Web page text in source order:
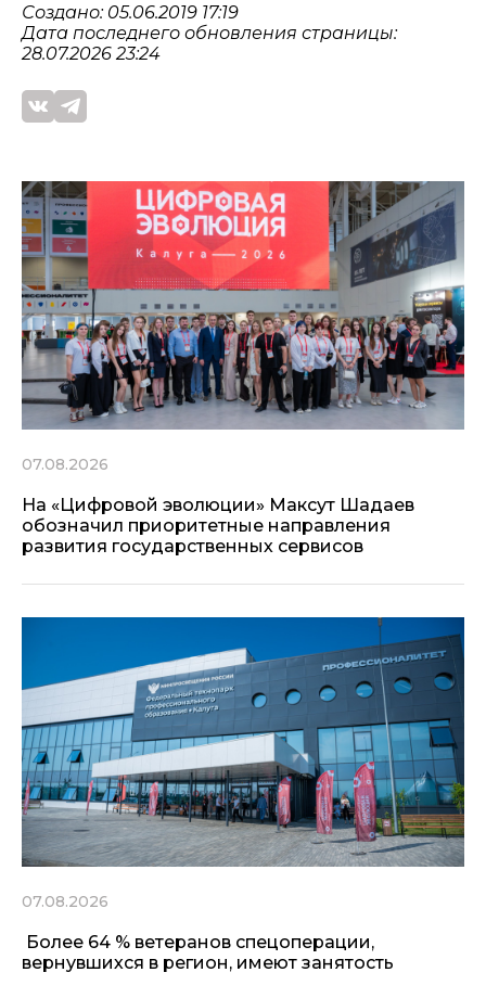
Создано: 05.06.2019 17:19
Дата последнего обновления страницы:
28.07.2026 23:24
07.08.2026
На «Цифровой эволюции» Максут Шадаев
обозначил приоритетные направления
развития государственных сервисов
07.08.2026
Более 64 % ветеранов спецоперации,
вернувшихся в регион, имеют занятость